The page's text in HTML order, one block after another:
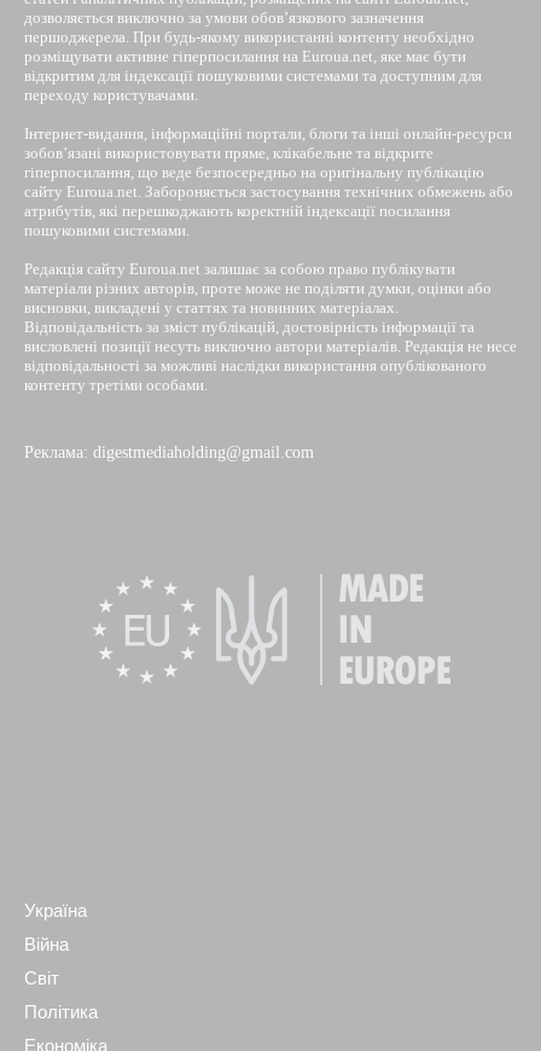
дозволяється виключно за умови обов’язкового зазначення
першоджерела. При будь-якому використанні контенту необхідно
розміщувати активне гіперпосилання на Euroua.net, яке має бути
відкритим для індексації пошуковими системами та доступним для
переходу користувачами.
Інтернет-видання, інформаційні портали, блоги та інші онлайн-ресурси
зобов’язані використовувати пряме, клікабельне та відкрите
гіперпосилання, що веде безпосередньо на оригінальну публікацію
сайту Euroua.net. Забороняється застосування технічних обмежень або
атрибутів, які перешкоджають коректній індексації посилання
пошуковими системами.
Редакція сайту Euroua.net залишає за собою право публікувати
матеріали різних авторів, проте може не поділяти думки, оцінки або
висновки, викладені у статтях та новинних матеріалах.
Відповідальність за зміст публікацій, достовірність інформації та
висловлені позиції несуть виключно автори матеріалів. Редакція не несе
відповідальності за можливі наслідки використання опублікованого
контенту третіми особами.
Реклама: digestmediaholding@gmail.com
Україна
Війна
Світ
Політика
Економіка